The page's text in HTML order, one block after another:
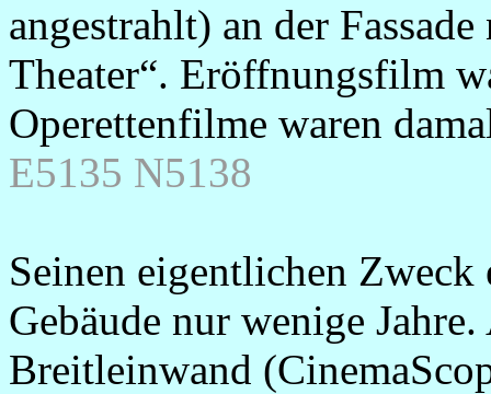
angestrahlt) an der
Theater“. Eröffnungsfilm
Operettenfilme waren
E5135 N5138
Seinen eigentlichen Zweck
Gebäude nur wenige
Breitleinwand